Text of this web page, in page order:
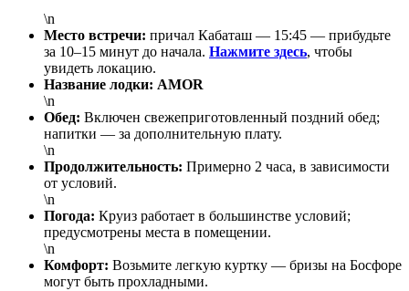
\n
Место встречи: причал Кабаташ — 15:45 — прибудьте
за 10–15 минут до начала. Нажмите здесь, чтобы
увидеть локацию.
Название лодки: AMOR
\n
Обед: Включен свежеприготовленный поздний обед;
напитки — за дополнительную плату.
\n
Продолжительность: Примерно 2 часа, в зависимости
от условий.
\n
Погода: Круиз работает в большинстве условий;
предусмотрены места в помещении.
\n
Комфорт: Возьмите легкую куртку — бризы на Босфоре
могут быть прохладными.